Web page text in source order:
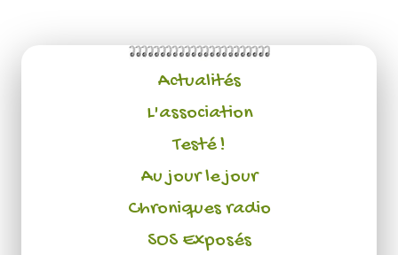
Actualités
L'association
Testé !
Au jour le jour
Chroniques radio
SOS Exposés